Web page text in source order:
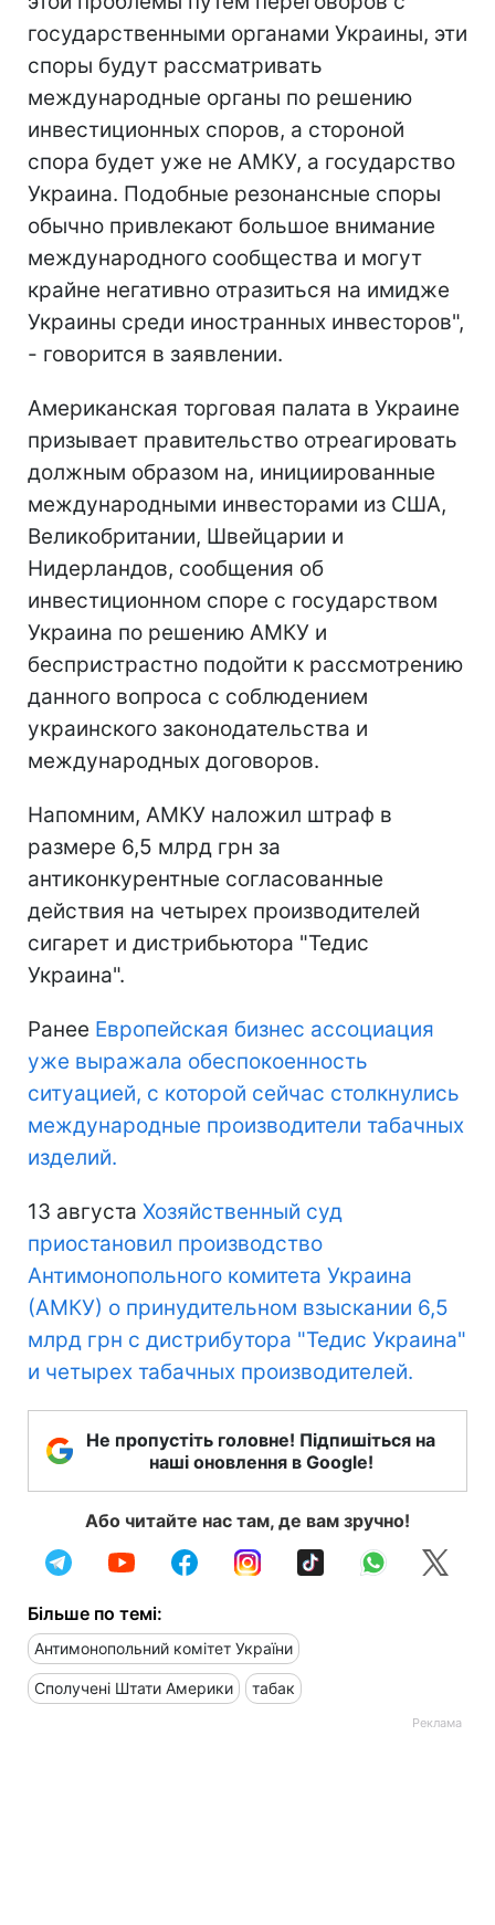
государственными органами Украины, эти
споры будут рассматривать
международные органы по решению
инвестиционных споров, а стороной
спора будет уже не АМКУ, а государство
Украина. Подобные резонансные споры
обычно привлекают большое внимание
международного сообщества и могут
крайне негативно отразиться на имидже
Украины среди иностранных инвесторов",
- говорится в заявлении.
Американская торговая палата в Украине
призывает правительство отреагировать
должным образом на, инициированные
международными инвесторами из США,
Великобритании, Швейцарии и
Нидерландов, сообщения об
инвестиционном споре с государством
Украина по решению АМКУ и
беспристрастно подойти к рассмотрению
данного вопроса с соблюдением
украинского законодательства и
международных договоров.
Напомним, АМКУ наложил штраф в
размере 6,5 млрд грн за
антиконкурентные согласованные
действия на четырех производителей
сигарет и дистрибьютора "Тедис
Украина".
Ранее Европейская бизнес ассоциация
уже выражала обеспокоенность
ситуацией, с которой сейчас столкнулись
международные производители табачных
изделий.
13 августа Хозяйственный суд
приостановил производство
Антимонопольного комитета Украина
(АМКУ) о принудительном взыскании 6,5
млрд грн с дистрибутора "Тедис Украина"
и четырех табачных производителей.
Не пропустіть головне! Підпишіться на
наші оновлення в Google!
Або читайте нас там, де вам зручно!
Більше по темі:
Антимонопольний комітет України
Сполучені Штати Америки табак